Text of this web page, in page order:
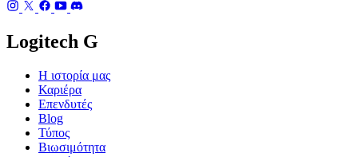
Logitech G
Η ιστορία μας
Καριέρα
Επενδυτές
Blog
Τύπος
Βιωσιμότητα